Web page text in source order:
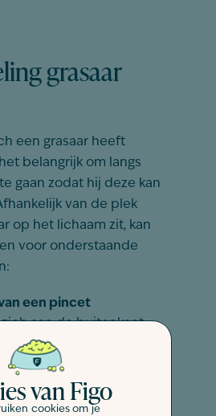
van Figo
cookies om je
grasaar
een grasaar heeft
belangrijk om langs
gaan zodat hij deze kan
van de plek
op het lichaam zit, kan
voor onderstaande
een pincet
zich aan de buitenkant
kan deze soms
met een pincet.
je de grasaar volledig
er geen stukjes